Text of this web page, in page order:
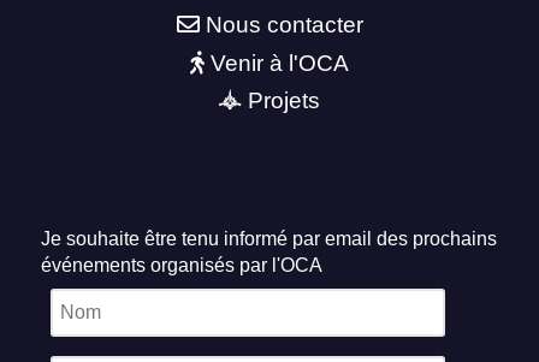
Nous contacter
Venir à l'OCA
Projets
Je souhaite être tenu informé par email des prochains
événements organisés par l'OCA